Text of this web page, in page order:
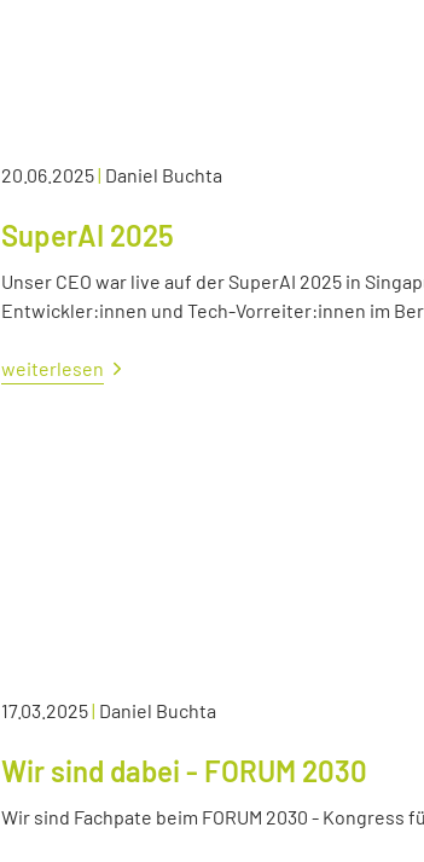
20.06.2025| Daniel Buchta
SuperAI 2025
Unser CEO war live auf der SuperAI 2025 in
Entwickler:innen und Tech-Vorreiter:innen im
weiterlesen
17.03.2025| Daniel Buchta
Wir sind dabei - FORUM 2030
Wir sind Fachpate beim FORUM 2030 -